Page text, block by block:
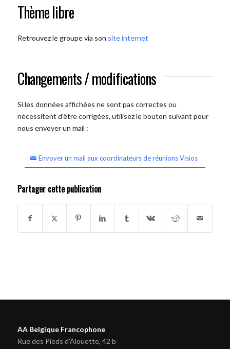
Thème libre
Retrouvez le groupe via son site internet
Changements / modifications
Si les données affichées ne sont pas correctes ou
nécessitent d'être corrigées, utilisez le bouton suivant pour
nous envoyer un mail :
Envoyer un mail aux coordinateurs de réunions Visios
Partager cette publication
AA Belgique Francophone
Rue des Pieds d'Alouette, 42 b